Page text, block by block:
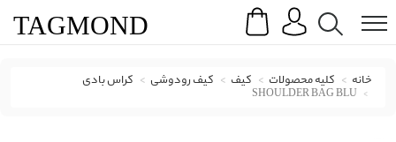
Search
TAGMOND
خانه کلیه محصولات کیف کیف رودوشی کراس بادی
SHOULDER BAG BLU